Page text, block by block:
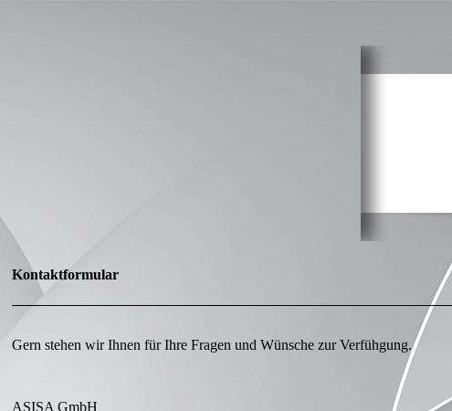
Kontaktformular
Gern stehen wir Ihnen für Ihre Fragen und Wünsche zur Verfühgung.
ASISA GmbH